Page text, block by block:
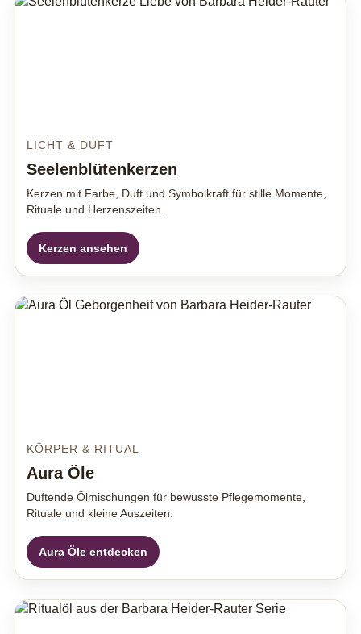
LICHT & DUFT
Seelenblütenkerzen
Kerzen mit Farbe, Duft und Symbolkraft für stille Momente,
Rituale und Herzenszeiten.
Kerzen ansehen
KÖRPER & RITUAL
Aura Öle
Duftende Ölmischungen für bewusste Pflegemomente,
Rituale und kleine Auszeiten.
Aura Öle entdecken